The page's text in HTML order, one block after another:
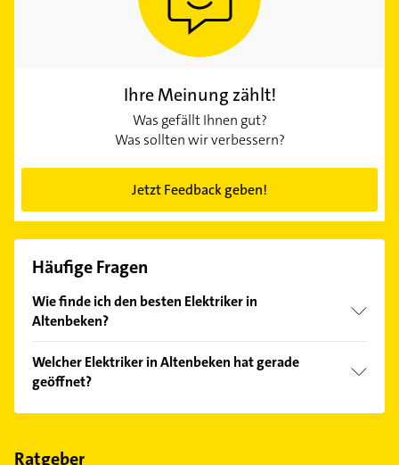
Ihre Meinung zählt!
Was gefällt Ihnen gut?
Was sollten wir verbessern?
Jetzt Feedback geben!
Häufige Fragen
Wie finde ich den besten Elektriker in
Altenbeken?
Kundenmeinungen und profitieren Sie von den
Empfehlungen. Die Suchergebnisse können Sie sich
einfach nachBewertungensortiert anzeigen lassen.
Welcher Elektriker in Altenbeken hat gerade
geöffnet?
Im Anbieter-Bereich finden Sie alleÖffnungszeiten.
Feiertagen abweichen können.
Ratgeber